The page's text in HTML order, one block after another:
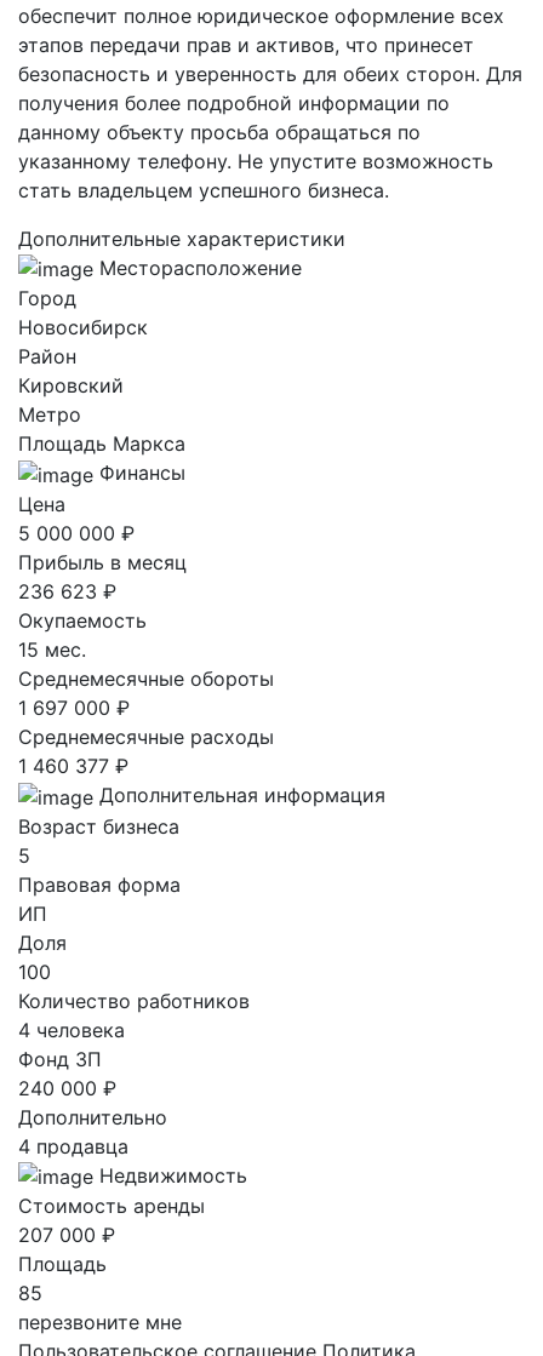
обеспечит полное юридическое оформление всех
этапов передачи прав и активов, что принесет
безопасность и уверенность для обеих сторон. Для
получения более подробной информации по
данному объекту просьба обращаться по
указанному телефону. Не упустите возможность
стать владельцем успешного бизнеса.
Дополнительные характеристики
Месторасположение
Город
Новосибирск
Район
Кировский
Метро
Площадь Маркса
Финансы
Цена
5 000 000 ₽
Прибыль в месяц
236 623 ₽
Окупаемость
15 мес.
Среднемесячные обороты
1 697 000 ₽
Среднемесячные расходы
1 460 377 ₽
Дополнительная информация
Возраст бизнеса
5
Правовая форма
ИП
Доля
100
Количество работников
4 человека
Фонд ЗП
240 000 ₽
Дополнительно
4 продавца
Недвижимость
Стоимость аренды
207 000 ₽
Площадь
85
перезвоните мне